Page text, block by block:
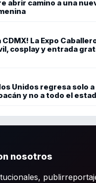
abrir camino a una
CDMX! La Expo
cosplay y entrada
Unidos regresa solo
y no a todo el
nosotros